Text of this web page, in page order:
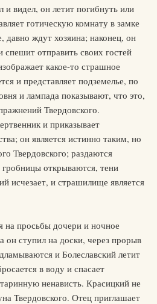
видел, он летит погибнуть или
готическую комнату в замке
давно ждут хозяина; наконец, он
спешит отправить своих гостей
какое-то страшное
и представляет подземелье, по
и лампада показывают, что это,
Твердовского.
и приказывает
он является истинно таким, но
Твердовского; раздаются
открываются, тени
исчезает, и страшилище является
на просьбы дочери и ночное
он ступил на доски, через прорыв
и Болеславский летит
в воду и спасает
ненависть. Красицкий не
Твердовского. Отец приглашает